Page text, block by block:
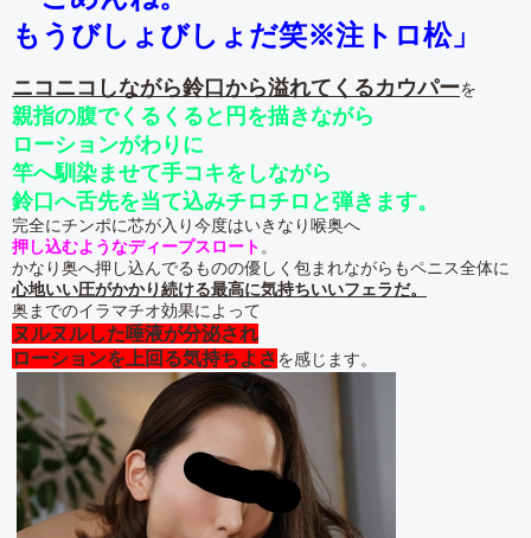
もうびしょびしょだ笑※注トロ松」
ニコニコしながら鈴口から溢れてくるカウパーを
親指の腹でくるくると円を描きながら
ローションがわりに
竿へ馴染ませて手コキをしながら
鈴口へ舌先を当て込みチロチロと弾きます。
完全にチンポに芯が入り今度はいきなり喉奥へ
押し込むようなディープスロート 。
かなり奥へ押し込んでるものの優しく包まれながらもペニス全体に
心地いい圧がかかり続ける最高に気持ちいいフェラだ。
奥までのイラマチオ効果によって
ヌルヌルした唾液が分泌され
ローションを上回る気持ちよさを感じます。